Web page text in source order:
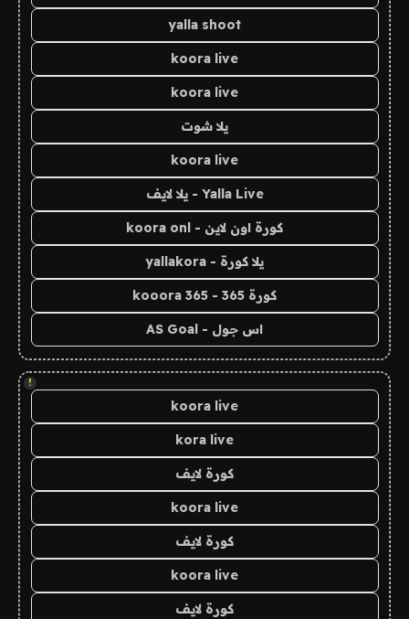
yalla shoot
koora live
koora live
يلا شوت
koora live
Yalla Live - يلا لايف
كورة اون لاين - koora onl
يلا كورة - yallakora
كورة 365 - kooora 365
اس جول - AS Goal
!
koora live
kora live
كورة لايف
koora live
كورة لايف
koora live
كورة لايف